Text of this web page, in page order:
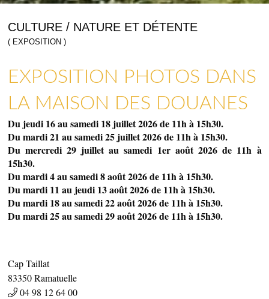
ARTISANAT & GALERIES D’ART
COMMERCES, SERVICES & ARTISANS
CULTURE / NATURE ET DÉTENTE
( EXPOSITION )
EXPOSITION PHOTOS DANS
LA MAISON DES DOUANES
Du jeudi 16 au samedi 18 juillet 2026 de 11h à 15h30.
Du mardi 21 au samedi 25 juillet 2026 de 11h à 15h30.
Du mercredi 29 juillet au samedi 1er août 2026 de 11h à
15h30.
Du mardi 4 au samedi 8 août 2026 de 11h à 15h30.
Du mardi 11 au jeudi 13 août 2026 de 11h à 15h30.
Du mardi 18 au samedi 22 août 2026 de 11h à 15h30.
Du mardi 25 au samedi 29 août 2026 de 11h à 15h30.
Cap Taillat
83350 Ramatuelle
04 98 12 64 00